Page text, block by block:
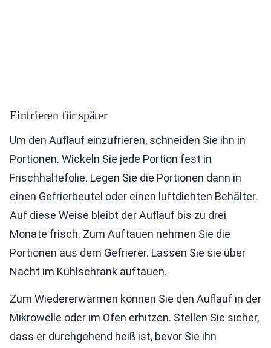
Einfrieren für später
Um den Auflauf einzufrieren, schneiden Sie ihn in
Portionen. Wickeln Sie jede Portion fest in
Frischhaltefolie. Legen Sie die Portionen dann in
einen Gefrierbeutel oder einen luftdichten Behälter.
Auf diese Weise bleibt der Auflauf bis zu drei
Monate frisch. Zum Auftauen nehmen Sie die
Portionen aus dem Gefrierer. Lassen Sie sie über
Nacht im Kühlschrank auftauen.
Zum Wiedererwärmen können Sie den Auflauf in der
Mikrowelle oder im Ofen erhitzen. Stellen Sie sicher,
dass er durchgehend heiß ist, bevor Sie ihn